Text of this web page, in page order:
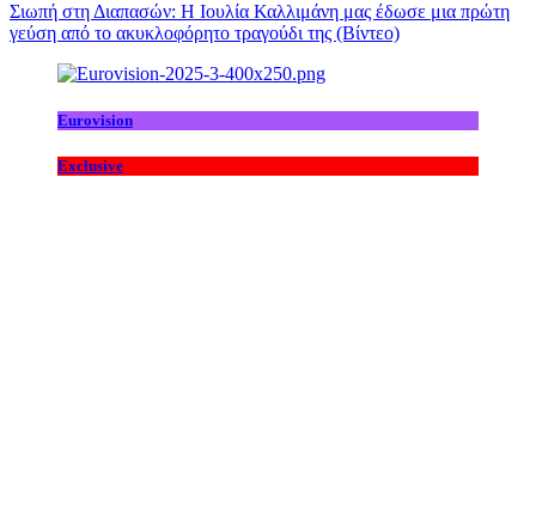
Σιωπή στη Διαπασών: Η Ιουλία Καλλιμάνη μας έδωσε μια πρώτη
γεύση από το ακυκλοφόρητο τραγούδι της (Βίντεο)
Eurovision
Exclusive